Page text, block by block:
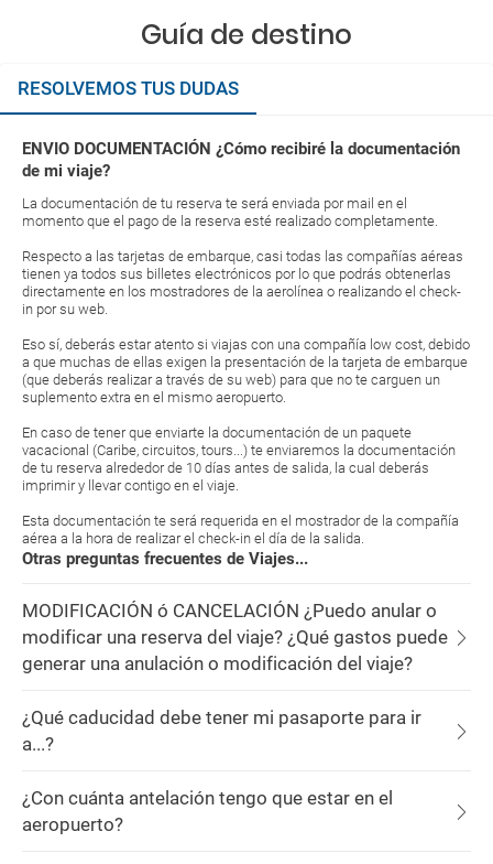
Guía de destino
RESOLVEMOS TUS DUDAS
ENVIO DOCUMENTACIÓN ¿Cómo recibiré la documentación
de mi viaje?
La documentación de tu reserva te será enviada por mail en el
momento que el pago de la reserva esté realizado completamente.
Respecto a las tarjetas de embarque, casi todas las compañías aéreas
tienen ya todos sus billetes electrónicos por lo que podrás obtenerlas
directamente en los mostradores de la aerolínea o realizando el check-
in por su web.
Eso sí, deberás estar atento si viajas con una compañía low cost, debido
a que muchas de ellas exigen la presentación de la tarjeta de embarque
(que deberás realizar a través de su web) para que no te carguen un
suplemento extra en el mismo aeropuerto.
En caso de tener que enviarte la documentación de un paquete
vacacional (Caribe, circuitos, tours...) te enviaremos la documentación
de tu reserva alrededor de 10 días antes de salida, la cual deberás
imprimir y llevar contigo en el viaje.
Esta documentación te será requerida en el mostrador de la compañía
aérea a la hora de realizar el check-in el día de la salida.
Otras preguntas frecuentes de Viajes...
MODIFICACIÓN ó CANCELACIÓN ¿Puedo anular o
modificar una reserva del viaje? ¿Qué gastos puede
generar una anulación o modificación del viaje?
¿Qué caducidad debe tener mi pasaporte para ir
a...?
¿Con cuánta antelación tengo que estar en el
aeropuerto?